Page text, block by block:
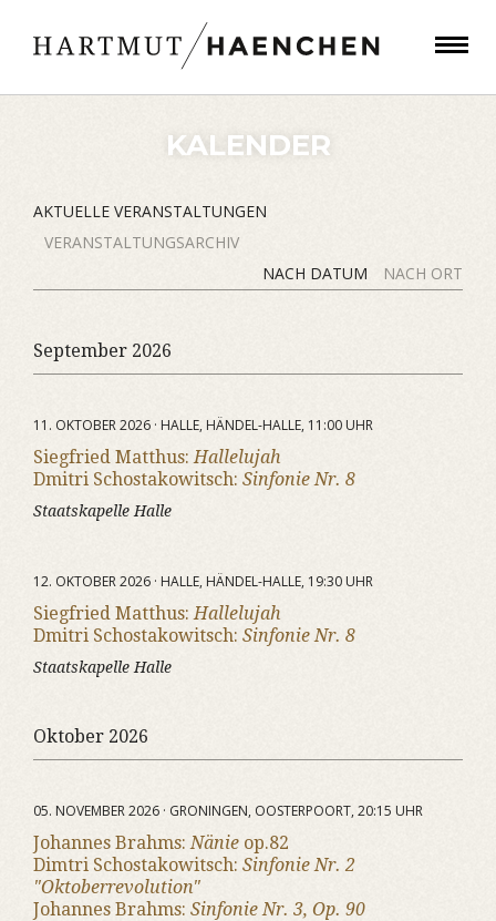
KALENDER
AKTUELLE VERANSTALTUNGEN
VERANSTALTUNGSARCHIV
NACH DATUM
NACH ORT
September 2026
11. OKTOBER 2026 · HALLE, HÄNDEL-HALLE, 11:00 UHR
Siegfried Matthus:Hallelujah
Dmitri Schostakowitsch: Sinfonie Nr. 8
Staatskapelle Halle
12. OKTOBER 2026 · HALLE, HÄNDEL-HALLE, 19:30 UHR
Siegfried Matthus:Hallelujah
Dmitri Schostakowitsch: Sinfonie Nr. 8
Staatskapelle Halle
Oktober 2026
05. NOVEMBER 2026 · GRONINGEN, OOSTERPOORT, 20:15 UHR
Johannes Brahms:Nänie op.82
Dimtri Schostakowitsch: Sinfonie Nr. 2
"Oktoberrevolution"
Johannes Brahms: Sinfonie Nr. 3, Op. 90